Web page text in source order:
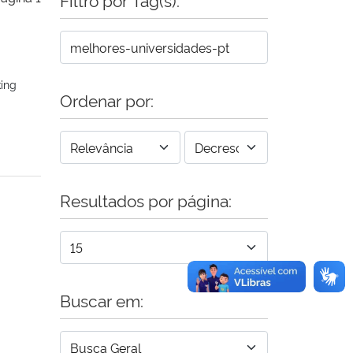
Ordenar por:
Resultados por página:
Buscar em: